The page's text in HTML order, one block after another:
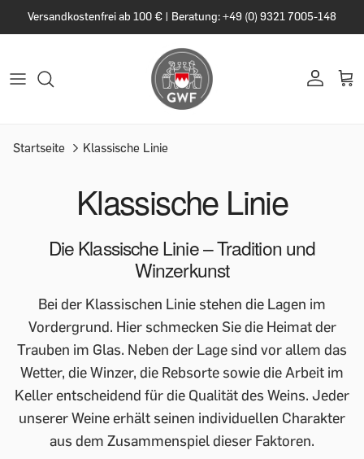
Versandkostenfrei ab 100 € | Beratung: +49 (0) 9321 7005-148
Startseite Klassische Linie
Klassische Linie
Die Klassische Linie – Tradition und
Winzerkunst
Bei der Klassischen Linie stehen die Lagen im
Vordergrund. Hier schmecken Sie die Heimat der
Trauben im Glas. Neben der Lage sind vor allem das
Wetter, die Winzer, die Rebsorte sowie die Arbeit im
Keller entscheidend für die Qualität des Weins. Jeder
unserer Weine erhält seinen individuellen Charakter
aus dem Zusammenspiel dieser Faktoren.